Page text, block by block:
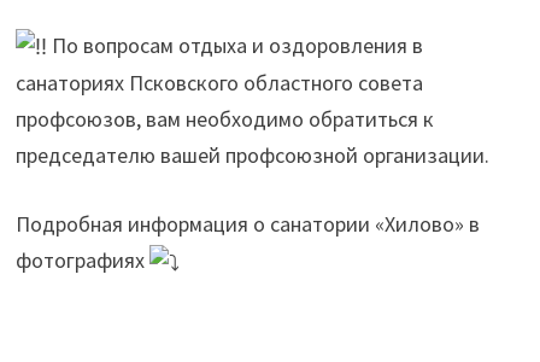
По вопросам отдыха и оздоровления в
санаториях Псковского областного совета
профсоюзов, вам необходимо обратиться к
председателю вашей профсоюзной организации.
Подробная информация о санатории «Хилово» в
фотографиях